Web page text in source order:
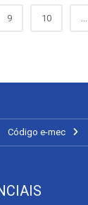
9 10 ...
Código e-mec